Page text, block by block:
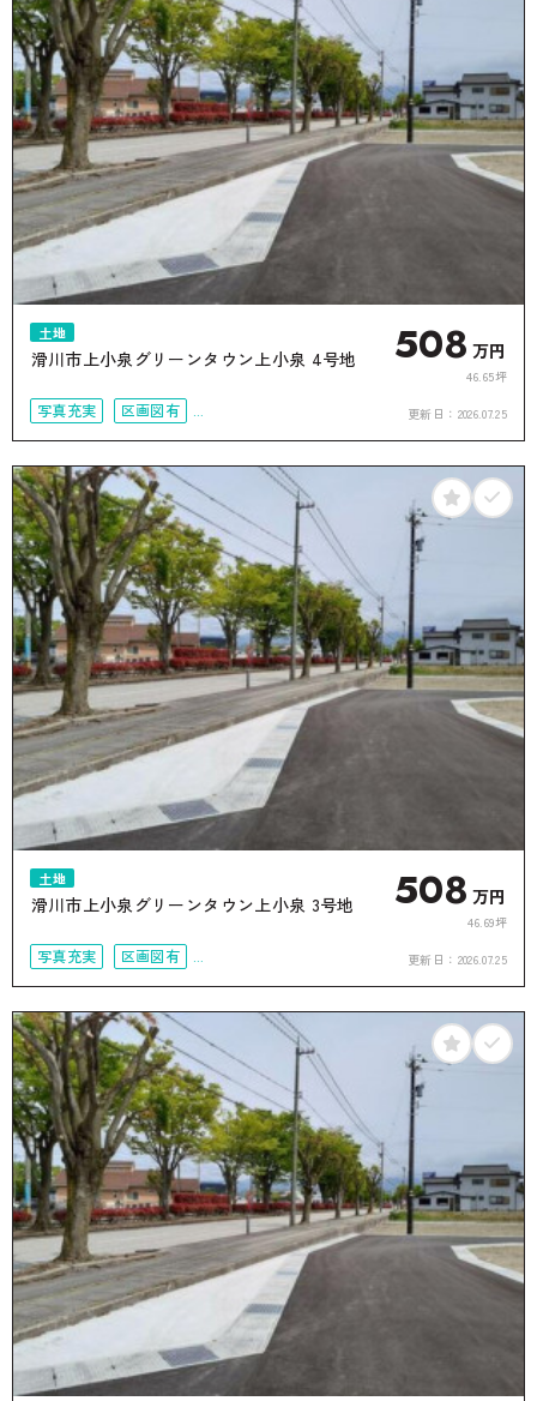
土地
滑川市上小泉グリーンタウン上小泉 4号地 508 万円
46.65坪
写真充実
区画図有
更新日： 2026.07.25
土地
滑川市上小泉グリーンタウン上小泉 3号地 508 万円
46.69坪
写真充実
区画図有
更新日： 2026.07.25